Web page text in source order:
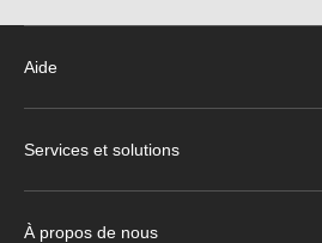
Aide
Services et solutions
À propos de nous